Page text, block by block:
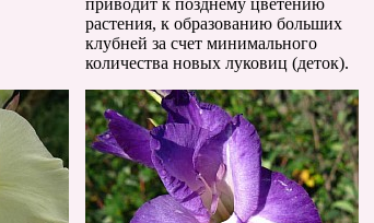
приводит к позднему цветению
растения, к образованию больших
клубней за счет минимального
количества новых луковиц (деток).